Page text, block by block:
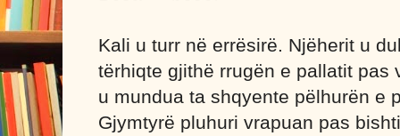
Kali u turr në errësirë. Njëherit u
tërhiqte gjithë rrugën e pallatit pas
u mundua ta shqyente pëlhurën e
Gjymtyrë pluhuri vrapuan pas